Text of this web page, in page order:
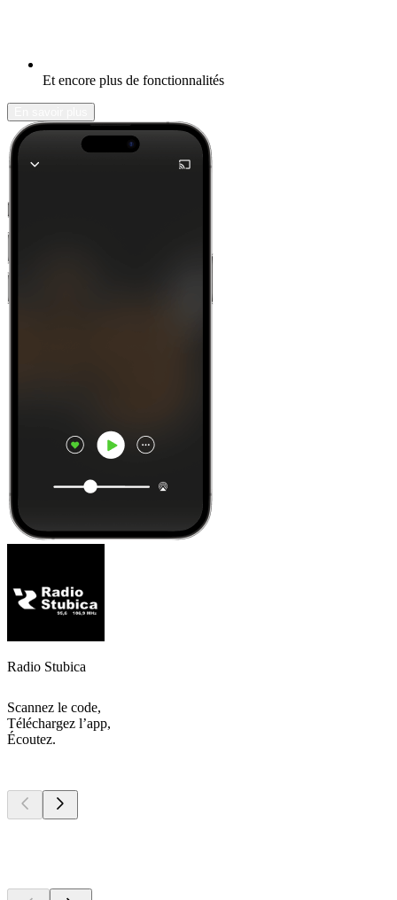
Et encore plus de fonctionnalités
Radio Stubica
Scannez le code,
Téléchargez l’app,
Écoutez.